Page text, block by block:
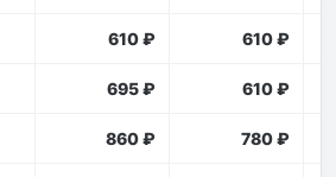
610 ₽ 610 ₽
695 ₽ 610 ₽
860 ₽ 780 ₽